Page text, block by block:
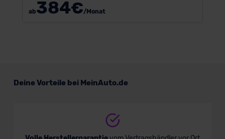
ab384€/Monat
Deine Vorteile bei MeinAuto.de